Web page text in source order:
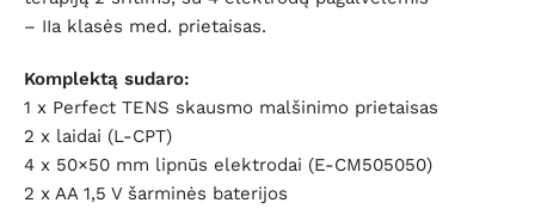
– IIa klasės med. prietaisas.
Komplektą sudaro:
1 x Perfect TENS skausmo malšinimo prietaisas
2 x laidai (L-CPT)
4 x 50×50 mm lipnūs elektrodai (E-CM505050)
2 x AA 1,5 V šarminės baterijos